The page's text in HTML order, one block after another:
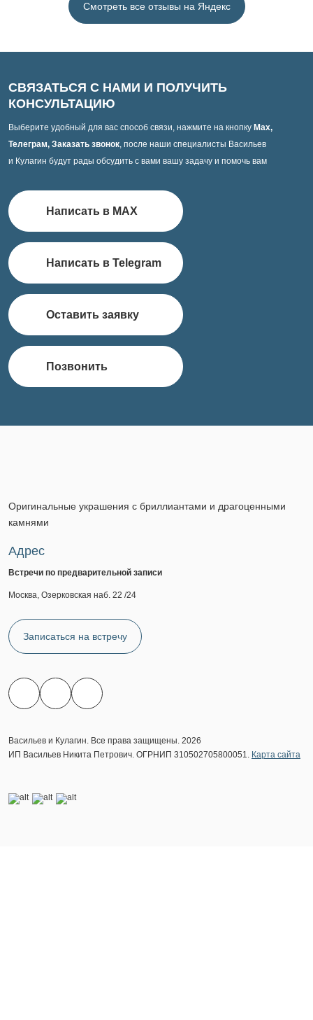
Смотреть все отзывы на Яндекс
СВЯЗАТЬСЯ С НАМИ И ПОЛУЧИТЬ
КОНСУЛЬТАЦИЮ
Выберите удобный для вас способ связи, нажмите на кнопку Max,
Телеграм, Заказать звонок, после наши специалисты Васильев
и Кулагин будут рады обсудить с вами вашу задачу и помочь вам
Написать в MAX
Написать в Telegram
Оставить заявку
Позвонить
Оригинальные украшения с бриллиантами и драгоценными
камнями
Адрес
Встречи по предварительной записи
Москва, Озерковская наб. 22 /24
Записаться на встречу
Васильев и Кулагин. Все права защищены. 2026
ИП Васильев Никита Петрович. ОГРНИП 310502705800051. Карта сайта